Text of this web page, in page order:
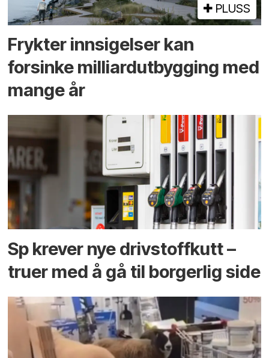
PLUSS
Frykter innsigelser kan
forsinke milliard­utbygging med
mange år
Sp krever nye drivstoffkutt –
truer med å gå til borgerlig side